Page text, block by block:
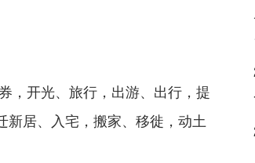
，开光、旅行，出游、出行，提
居、入宅，搬家、移徙，动土